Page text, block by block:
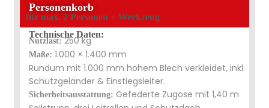
Personenkorb
für max. 2 Personen + Werkzeug
Technische Daten:
Nutzlast:250 kg
Maße: 1.000 × 1.400 mm
Rundum mit 1.000 mm hohem Blech verkleidet, inkl.
Schutzgeländer & Einstiegsleiter.
Sicherheitsausstattung: Gefederte Zugöse mit 1,40 m